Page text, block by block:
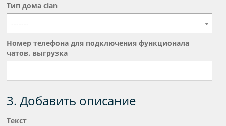
Тип дома cian
-------
Номер телефона для подключения функционала
чатов. выгрузка
3. Добавить описание
Текст